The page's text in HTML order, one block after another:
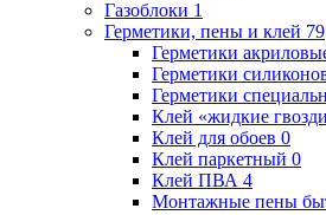
Газоблоки 1
Герметики, пены и клей 79
Герметики
Герметики
Герметики
Клей «жидкие
Клей для обоев 0
Клей паркетный 0
Клей ПВА 4
Монтажные пены